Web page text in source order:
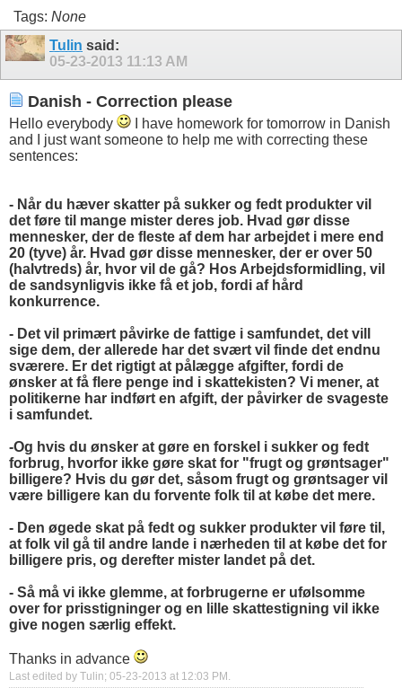
Tags: None
Tulin said:
05-23-2013 11:13 AM
Danish - Correction please
Hello everybody
I have homework for tomorrow in Danish
and I just want someone to help me with correcting these
sentences:
- Når du hæver skatter på sukker og fedt produkter vil
det føre til mange mister deres job. Hvad gør disse
mennesker, der de fleste af dem har arbejdet i mere end
20 (tyve) år. Hvad gør disse mennesker, der er over 50
(halvtreds) år, hvor vil de gå? Hos Arbejdsformidling, vil
de sandsynligvis ikke få et job, fordi af hård
konkurrence.
- Det vil primært påvirke de fattige i samfundet, det vill
sige dem, der allerede har det svært vil finde det endnu
sværere. Er det rigtigt at pålægge afgifter, fordi de
ønsker at få flere penge ind i skattekisten? Vi mener, at
politikerne har indført en afgift, der påvirker de svageste
i samfundet.
-Og hvis du ønsker at gøre en forskel i sukker og fedt
forbrug, hvorfor ikke gøre skat for "frugt og grøntsager"
billigere? Hvis du gør det, såsom frugt og grøntsager vil
være billigere kan du forvente folk til at købe det mere.
- Den øgede skat på fedt og sukker produkter vil føre til,
at folk vil gå til andre lande i nærheden til at købe det for
billigere pris, og derefter mister landet på det.
- Så må vi ikke glemme, at forbrugerne er ufølsomme
over for prisstigninger og en lille skattestigning vil ikke
give nogen særlig effekt.
Thanks in advance
Last edited by Tulin; 05-23-2013 at 12:03 PM .